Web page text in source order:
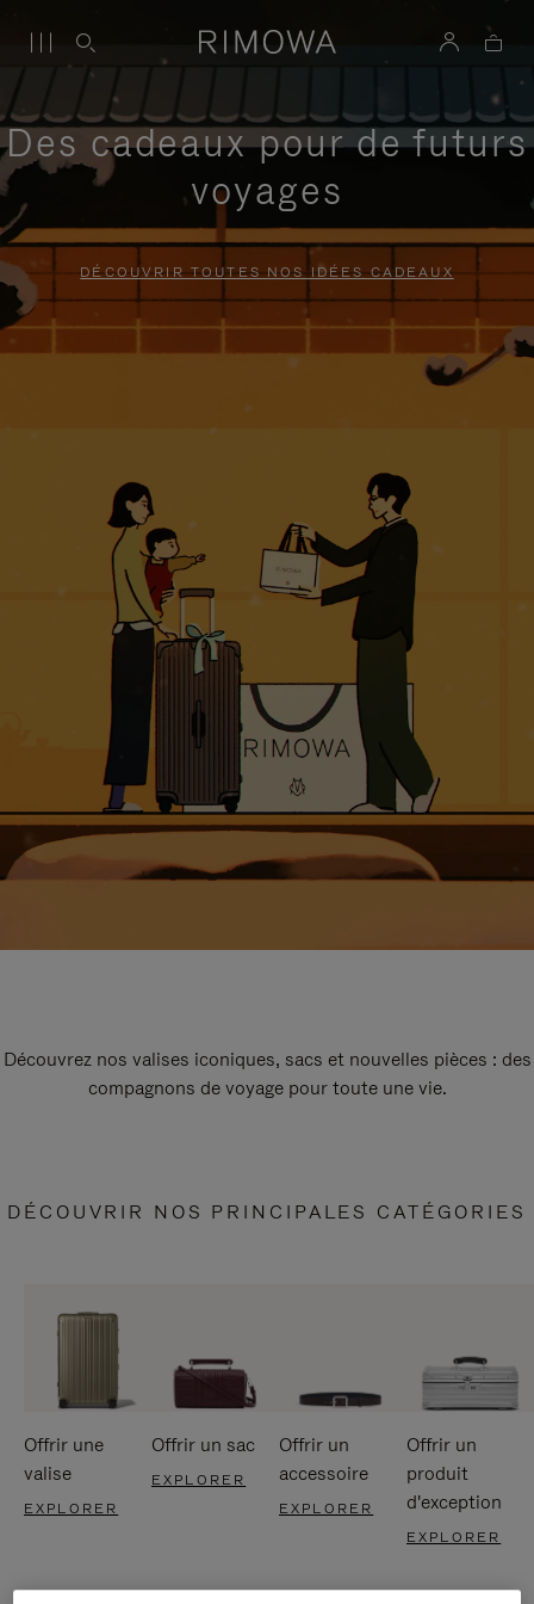
Des cadeaux pour de futurs
voyages
DÉCOUVRIR TOUTES NOS IDÉES CADEAUX
Découvrez nos valises iconiques, sacs et nouvelles pièces : des
compagnons de voyage pour toute une vie.
DÉCOUVRIR NOS PRINCIPALES CATÉGORIES
Offrir une
valise
EXPLORER
Offrir un sac
EXPLORER
Offrir un
accessoire
EXPLORER
Offrir un
produit
d'exception
EXPLORER